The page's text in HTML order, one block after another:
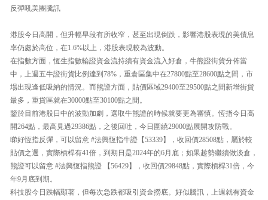
反彈吼美團騰訊
港股今日高開，但升幅早段有所收窄，甚至出現倒跌，影響港股表現的美債息
率仍處於高位，在1.6%以上，港股表現較為波動。
在指數方面，恆生指數輪證資金流持續有資金流入好倉，牛熊證街貨分佈當
中，上週五牛證街貨比例達到78%，重倉區集中在27800點至28600點之間，市
場出現逢低吸納的情況。而熊證方面，貼價區域29400至29500點之間新增街貨
最多，重貨區就在30000點至30100點之間。
鑒於目前港股日中的波動加劇，選取牛熊證的時候就要更為審慎。恆指今日高
開264點，最高見過29386點，之後回吐，今日圍繞29000點展開攻防戰。
睇好恆指反彈，可以留意 #法興恆指牛證【53339】，收回價28508點，屬於較
貼價之選，實際槓桿有41倍，到期日是2024年的6月底；如果趁勢繼續做淡倉，
熊證可以留意 #法興恆指熊證 【56429】，收回價29848點，實際槓桿31倍，今
年9月底到期。
科技股今日跌幅顯著，但每次急跌都吸引資金撈底。好似騰訊，上週就有資金